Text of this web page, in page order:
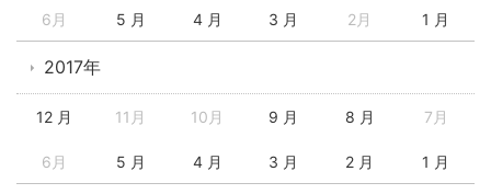
6月 5 月 4 月 3 月 2月 1 月
2017年
12 月 11月 10月 9 月 8 月 7月
6月 5 月 4 月 3 月 2 月 1 月